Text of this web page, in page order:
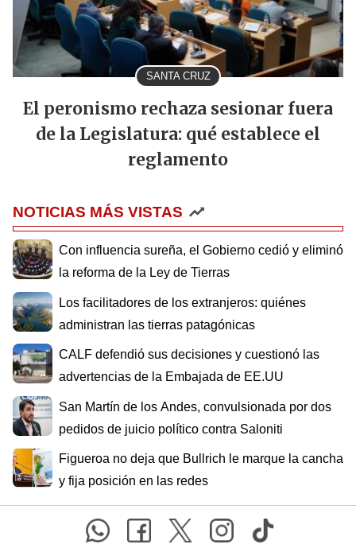
SANTA CRUZ
El peronismo rechaza sesionar fuera
de la Legislatura: qué establece el
reglamento
NOTICIAS MÁS VISTAS
Con influencia sureña, el Gobierno cedió y eliminó
la reforma de la Ley de Tierras
Los facilitadores de los extranjeros: quiénes
administran las tierras patagónicas
CALF defendió sus decisiones y cuestionó las
advertencias de la Embajada de EE.UU
San Martín de los Andes, convulsionada por dos
pedidos de juicio político contra Saloniti
Figueroa no deja que Bullrich le marque la cancha
y fija posición en las redes